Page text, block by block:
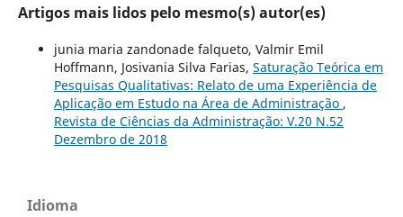
Artigos mais lidos pelo mesmo(s) autor(es)
junia maria zandonade falqueto, Valmir Emil
Hoffmann, Josivania Silva Farias, Saturação Teórica em
Pesquisas Qualitativas: Relato de uma Experiência de
Aplicação em Estudo na Área de Administração ,
Revista de Ciências da Administração: V.20 N.52
Dezembro de 2018
Idioma